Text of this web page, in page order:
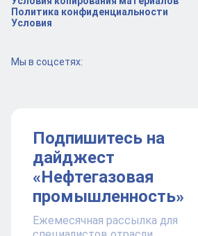
Политика конфиденциальности
Условия
Мы в соцсетях:
Подпишитесь на
дайджест
«Нефтегазовая
промышленность»
Ежемесячная рассылка для